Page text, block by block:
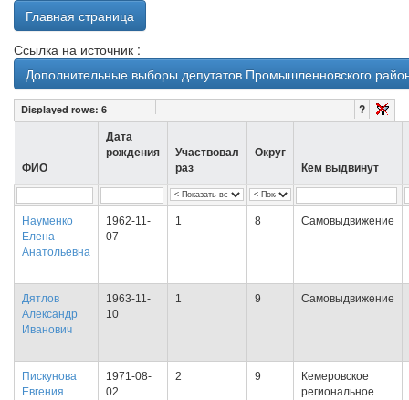
Главная страница
Ссылка на источник :
Дополнительные выборы депутатов Промышленновского
Displayed rows: 6 ?
ФИО
Дата
рождения
Участвовал
раз
Округ
Кем выдвинут
Науменко
Елена
Анатольевна
1962-11-
07
1 8 Самовыдвижение
Дятлов
Александр
Иванович
1963-11-
10
1 9 Самовыдвижение
Пискунова
Евгения
1971-08-
02
2 9
Кемеровское
региональное